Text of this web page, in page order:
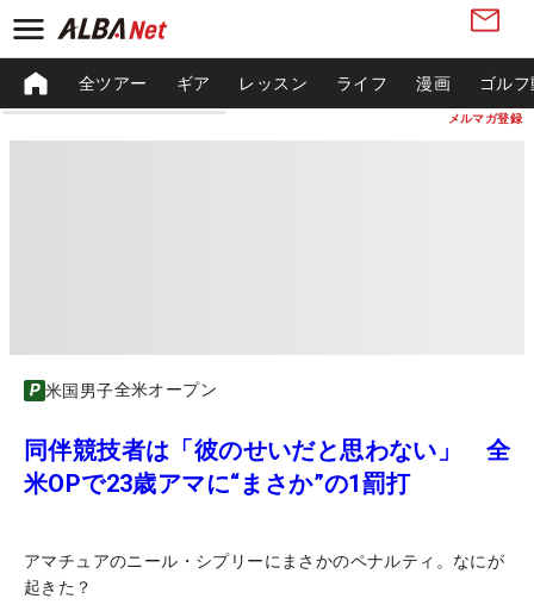
メルマガ登録
全ツアー ギア レッスン ライフ 漫画 ゴル
米国男子全米オープン
同伴競技者は「彼のせいだと思わない」 全
米OPで23歳アマに“まさか”の1罰打
アマチュアのニール・シプリーにまさかのペナルティ。なにが
起きた？